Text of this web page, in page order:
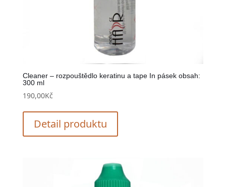
Cleaner – rozpouštědlo keratinu a tape In pásek obsah:
300 ml
190,00Kč
Detail produktu